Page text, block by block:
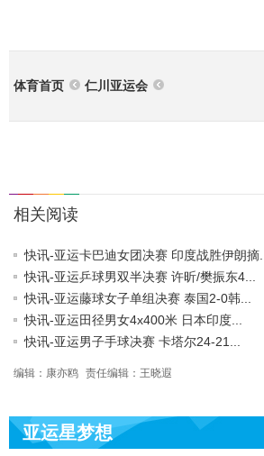
体育首页 仁川亚运会
相关阅读
快讯-亚运卡巴迪女团决赛 印度战胜伊朗摘...
快讯-亚运乒球男双半决赛 许昕/樊振东4...
快讯-亚运藤球女子单组决赛 泰国2-0韩...
快讯-亚运田径男女4x400米 日本印度...
快讯-亚运男子手球决赛 卡塔尔24-21...
编辑：康亦鸥 责任编辑：王晓遐
亚运星梦想